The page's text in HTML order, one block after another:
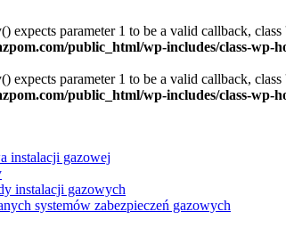
expects parameter 1 to be a valid callback,
public_html/wp-includes/class-wp-
expects parameter 1 to be a valid callback,
public_html/wp-includes/class-wp-
instalacji gazowej
instalacji gazowych
systemów zabezpieczeń gazowych